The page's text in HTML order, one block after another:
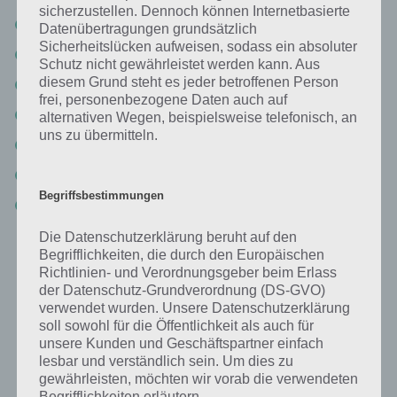
Kamin
Tee
Socken
Warm
Winter
Kalt
Lösung nicht mehr korrekt?
Wenn die Lösung nicht mehr aktuell sein sollte oder ein Wort in der
Lösung von 94 Prozent fehlt, so teile uns die korrekten Lösungen
einfach in den Kommentaren mit. Nur so können wir stets die
aktuellen Antworten auf die zahlreichen Fragen in der App geben.
sicherzustellen. Dennoch können Internetbasierte
Datenübertragungen grundsätzlich
Sicherheitslücken aufweisen, sodass ein absoluter
Schutz nicht gewährleistet werden kann. Aus
diesem Grund steht es jeder betroffenen Person
frei, personenbezogene Daten auch auf
alternativen Wegen, beispielsweise telefonisch, an
uns zu übermitteln.
Begriffsbestimmungen
Die Datenschutzerklärung beruht auf den
Begrifflichkeiten, die durch den Europäischen
Richtlinien- und Verordnungsgeber beim Erlass
der Datenschutz-Grundverordnung (DS-GVO)
verwendet wurden. Unsere Datenschutzerklärung
soll sowohl für die Öffentlichkeit als auch für
unsere Kunden und Geschäftspartner einfach
lesbar und verständlich sein. Um dies zu
gewährleisten, möchten wir vorab die verwendeten